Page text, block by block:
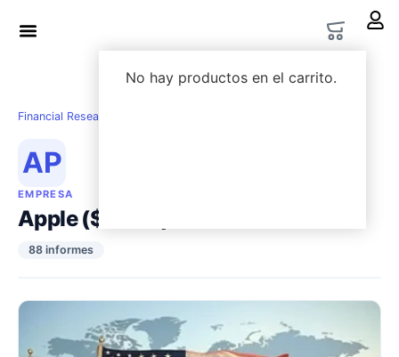
No hay productos en el carrito.
Financial Research
AP
EMPRESA
Apple ($AAPL)
88 informes